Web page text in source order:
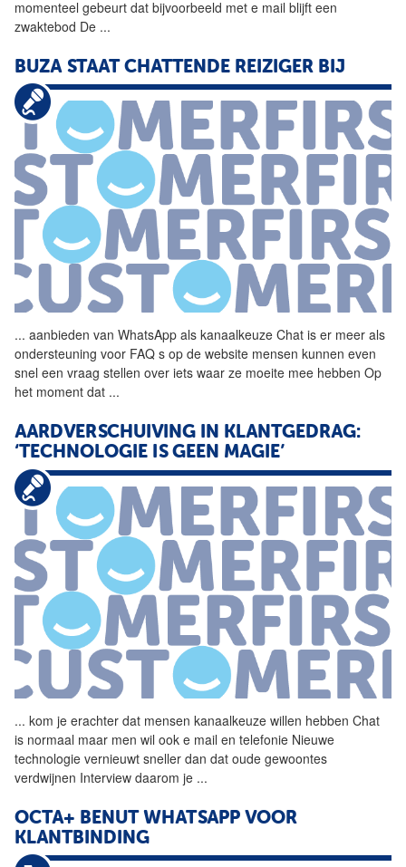
momenteel gebeurt dat bijvoorbeeld met e mail blijft een
zwaktebod De ...
BUZA STAAT CHATTENDE REIZIGER BIJ
... aanbieden van WhatsApp als kanaalkeuze Chat is er meer als
ondersteuning voor FAQ s op de website mensen kunnen even
snel een vraag stellen over iets waar ze moeite mee hebben Op
het moment dat ...
AARDVERSCHUIVING IN KLANTGEDRAG:
‘TECHNOLOGIE IS GEEN MAGIE’
... kom je erachter dat mensen kanaalkeuze willen hebben Chat
is normaal maar men wil ook e mail en telefonie Nieuwe
technologie vernieuwt sneller dan dat oude gewoontes
verdwijnen Interview daarom je ...
OCTA+ BENUT WHATSAPP VOOR
KLANTBINDING